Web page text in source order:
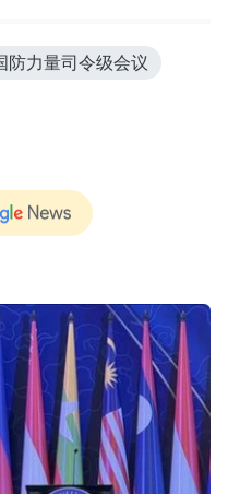
防力量司令级会议